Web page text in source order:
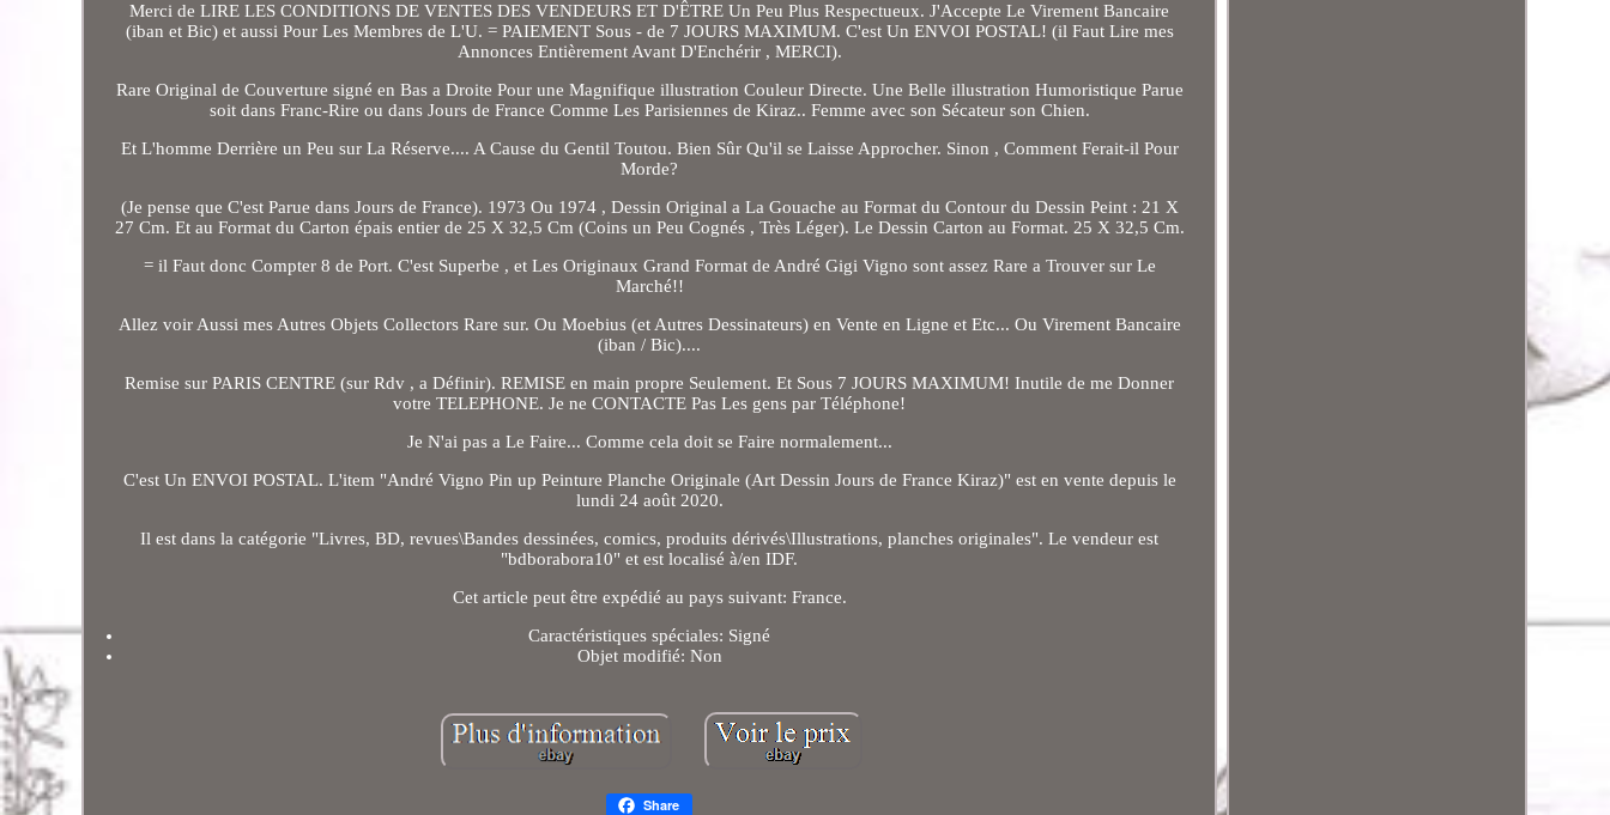
Merci de LIRE LES CONDITIONS DE VENTES DES VENDEURS ET D'ÊTRE Un Peu Plus Respectueux. J'Accepte Le Virement Bancaire
(iban et Bic) et aussi Pour Les Membres de L'U. = PAIEMENT Sous - de 7 JOURS MAXIMUM. C'est Un ENVOI POSTAL! (il Faut Lire mes
Annonces Entièrement Avant D'Enchérir , MERCI).
Rare Original de Couverture signé en Bas a Droite Pour une Magnifique illustration Couleur Directe. Une Belle illustration Humoristique Parue
soit dans Franc-Rire ou dans Jours de France Comme Les Parisiennes de Kiraz.. Femme avec son Sécateur son Chien.
Et L'homme Derrière un Peu sur La Réserve.... A Cause du Gentil Toutou. Bien Sûr Qu'il se Laisse Approcher. Sinon , Comment Ferait-il Pour
Morde?
(Je pense que C'est Parue dans Jours de France). 1973 Ou 1974 , Dessin Original a La Gouache au Format du Contour du Dessin Peint : 21 X
27 Cm. Et au Format du Carton épais entier de 25 X 32,5 Cm (Coins un Peu Cognés , Très Léger). Le Dessin Carton au Format. 25 X 32,5 Cm.
= il Faut donc Compter 8 de Port. C'est Superbe , et Les Originaux Grand Format de André Gigi Vigno sont assez Rare a Trouver sur Le
Marché!!
Allez voir Aussi mes Autres Objets Collectors Rare sur. Ou Moebius (et Autres Dessinateurs) en Vente en Ligne et Etc... Ou Virement Bancaire
(iban / Bic)....
Remise sur PARIS CENTRE (sur Rdv , a Définir). REMISE en main propre Seulement. Et Sous 7 JOURS MAXIMUM! Inutile de me Donner
votre TELEPHONE. Je ne CONTACTE Pas Les gens par Téléphone!
Je N'ai pas a Le Faire... Comme cela doit se Faire normalement...
C'est Un ENVOI POSTAL. L'item "André Vigno Pin up Peinture Planche Originale (Art Dessin Jours de France Kiraz)" est en vente depuis le
lundi 24 août 2020.
Il est dans la catégorie "Livres, BD, revues\Bandes dessinées, comics, produits dérivés\Illustrations, planches originales". Le vendeur est
"bdborabora10" et est localisé à/en IDF.
Cet article peut être expédié au pays suivant: France.
Caractéristiques spéciales: Signé
Objet modifié: Non
Share